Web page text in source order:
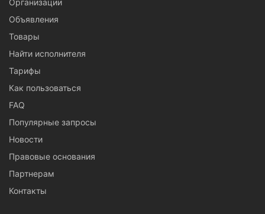
Организации
Объявления
Товары
Найти исполнителя
Тарифы
Как пользоваться
FAQ
Популярные запросы
Новости
Правовые основания
Партнерам
Контакты